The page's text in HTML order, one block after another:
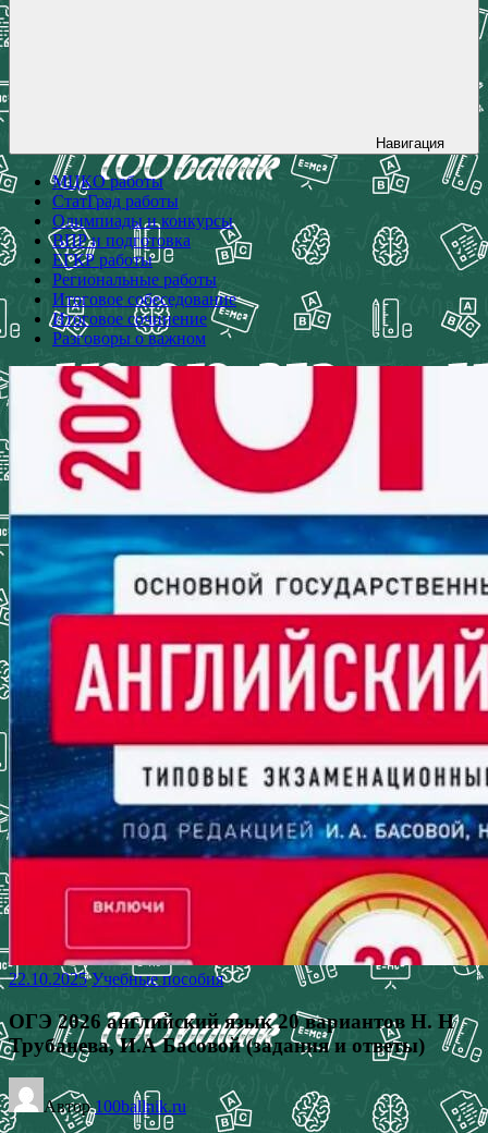
Навигация
МЦКО работы
СтатГрад работы
Олимпиады и конкурсы
ВПР и подготовка
ЕГКР работы
Региональные работы
Итоговое собеседование
Итоговое сочинение
Разговоры о важном
22.10.2025 Учебные пособия
ОГЭ 2026 английский язык 20 вариантов Н. Н
Трубанева, И.А Басовой (задания и ответы)
Автор100ballnik.ru